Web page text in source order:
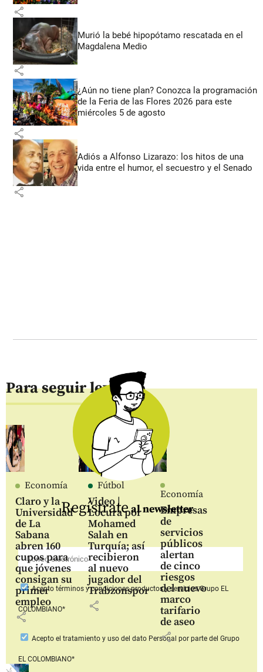
share
Murió la bebé hipopótamo rescatada en el
Magdalena Medio
share
¿Aún no tiene plan? Conozca la programación
de la Feria de las Flores 2026 para este
miércoles 5 de agosto
share
Adiós a Alfonso Lizarazo: los hitos de una
vida entre el humor, el secuestro y el Senado
share
Para seguir leyendo
Economía
Claro y la
Universidad
de La
Sabana
abren 160
cupos para
que jóvenes
consigan su
primer
empleo
share
Fútbol
Video |
Locura por
Mohamed
Salah en
Turquía; así
recibieron
al nuevo
jugador del
Trabzonspor
share
Economía
Empresas
de
servicios
públicos
alertan
de cinco
riesgos
del nuevo
marco
tarifario
de aseo
share
Regístrateal newsletter
Aceptotérminos y condiciones productos y serviciosGrupo EL
COLOMBIANO*
Acepto el tratamiento y uso del dato Personal por parte del Grupo
EL COLOMBIANO*